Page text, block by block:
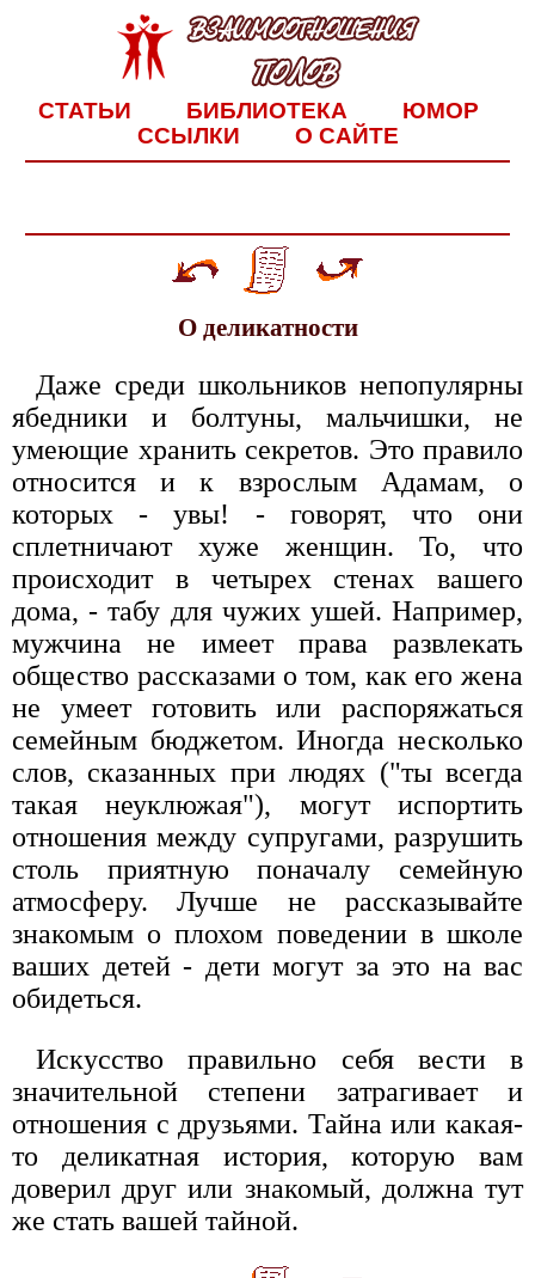
СТАТЬИ БИБЛИОТЕКА
ЮМОР
ССЫЛКИ
О САЙТЕ
О деликатности
Даже среди школьников непопулярны
ябедники и болтуны, мальчишки, не
умеющие хранить секретов. Это правило
относится и к взрослым Адамам, о
которых - увы! - говорят, что они
сплетничают хуже женщин. То, что
происходит в четырех стенах вашего
дома, - табу для чужих ушей. Например,
мужчина не имеет права развлекать
общество рассказами о том, как его жена
не умеет готовить или распоряжаться
семейным бюджетом. Иногда несколько
слов, сказанных при людях ("ты всегда
такая неуклюжая"), могут испортить
отношения между супругами, разрушить
столь приятную поначалу семейную
атмосферу. Лучше не рассказывайте
знакомым о плохом поведении в школе
ваших детей - дети могут за это на вас
обидеться.
Искусство правильно себя вести в
значительной степени затрагивает и
отношения с друзьями. Тайна или какая-
то деликатная история, которую вам
доверил друг или знакомый, должна тут
же стать вашей тайной.